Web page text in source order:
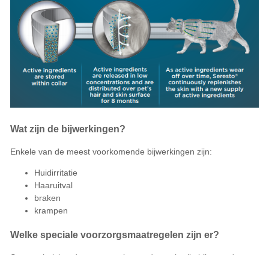
Wat zijn de bijwerkingen?
Enkele van de meest voorkomende bijwerkingen zijn:
Huidirritatie
Haaruitval
braken
krampen
Welke speciale voorzorgsmaatregelen zijn er?